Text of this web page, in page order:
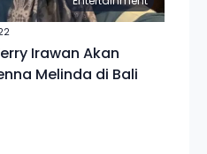
Irawan Akan
Melinda di Bali